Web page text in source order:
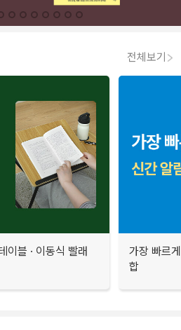
전체보기
이블 · 이동식 빨래
가장 빠르
합